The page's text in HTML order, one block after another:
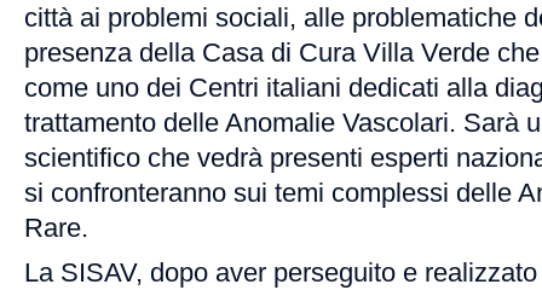
città ai problemi sociali, alle problematiche
presenza della Casa di Cura Villa Verde
come uno dei Centri italiani dedicati alla
trattamento delle Anomalie Vascolari. Sarà
scientifico che vedrà presenti esperti
si confronteranno sui temi complessi delle
Rare.
La SISAV, dopo aver perseguito e